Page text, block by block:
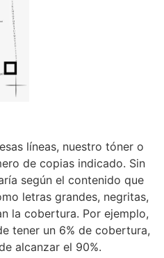
líneas, nuestro tóner o
de copias indicado. Sin
según el contenido que
letras grandes, negritas,
la cobertura. Por ejemplo,
tener un 6% de cobertura,
alcanzar el 90%.